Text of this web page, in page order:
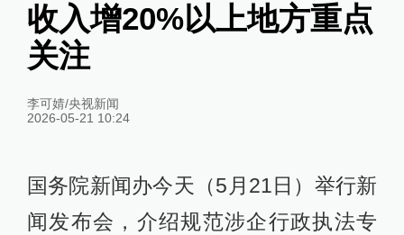
收入增20%以上地方重点
关注
李可婧/央视新闻
2026-05-21 10:24
国务院新闻办今天（5月21日）举行新
闻发布会，介绍规范涉企行政执法专